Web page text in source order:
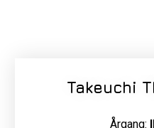
Takeuchi
Årgang: